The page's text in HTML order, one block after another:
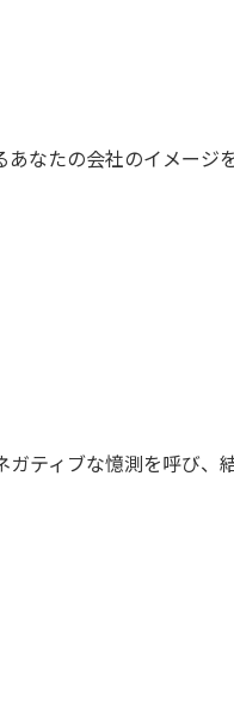
なたの会社のイメージ
ティブな憶測を呼び、